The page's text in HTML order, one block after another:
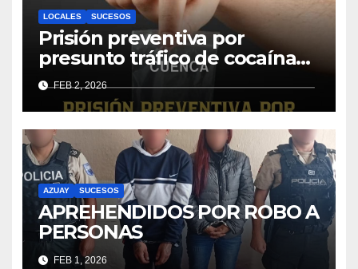
LOCALES SUCESOS
Prisión preventiva por
presunto tráfico de cocaína
en alta escala
FEB 2, 2026
AZUAY SUCESOS
APREHENDIDOS POR ROBO A
PERSONAS
FEB 1, 2026